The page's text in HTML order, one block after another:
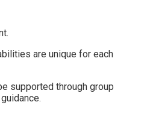
are unique for each
supported through group